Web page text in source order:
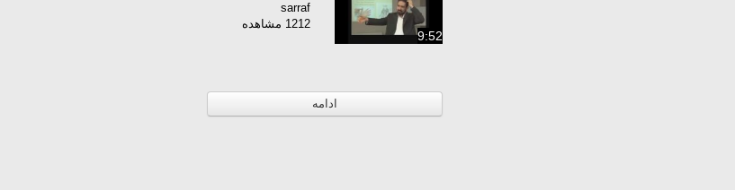
9:52
sarraf
1212 مشاهده
ادامه